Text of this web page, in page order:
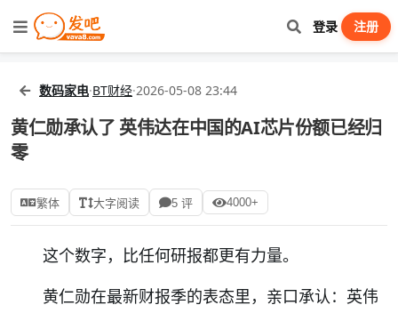
登录 注册
数码家电·BT财经·2026-05-08 23:44
黄仁勋承认了 英伟达在中国的AI芯片份额已经归
零
繁体 大字阅读 5 评 4000+
这个数字，比任何研报都更有力量。
黄仁勋在最新财报季的表态里，亲口承认：英伟